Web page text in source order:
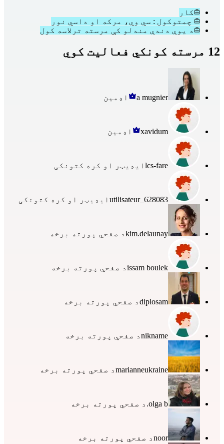
کار
چمتوکول : سي وي، مرکه او داسي نور
د یوې دندې مندلو کې مرسته ترلاسه کول
12 مرسته کونکي فعالیت کوي
a mugnier اډمین
xavidum اډمین
lcs-fare ایډیټر او کره کتونکی
utilisateur_628083 ایډیټر او کره کتونکی
kim.delaunayد صفحي پورته برخه
issam boulekد صفحي پورته برخه
diplosamد صفحي پورته برخه
niknameد صفحي پورته برخه
marianneukraineد صفحي پورته برخه
olga b. د صفحي پورته برخه
noorد صفحي پورته برخه